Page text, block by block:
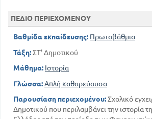
Η επέμβαση των Δυνάμεων και η
Η Ελλάδα επί της βασιλείας του Όθωνος
Η Ελλάδα επί της βασιλείας του
επανάσταση του 1909
ΠΕΔΙΟ ΠΕΡΙΕΧΟΜΕΝΟΥ
Βαθμίδα εκπαίδευσης: Πρωτοβάθμια
Τάξη:ΣΤ' Δημοτικού
Μάθημα: Ιστορία
Γλώσσα:Απλή καθαρεύουσα
Παρουσίαση περιεχομένου:Σχολικό
Δημοτικού που περιλαμβάνει την ιστορία